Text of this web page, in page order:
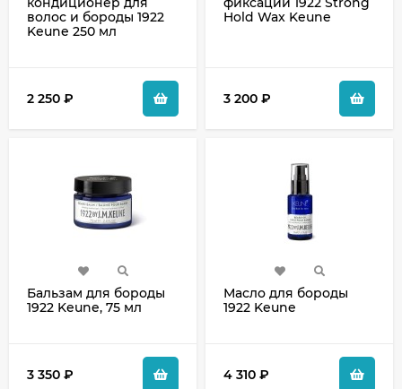
волос и бороды 1922
Keune 250 мл
2 250 ₽
Hold Wax Keune
3 200 ₽
Бальзам для бороды
1922 Keune, 75 мл
3 350 ₽
Масло для бороды
1922 Keune
4 310 ₽